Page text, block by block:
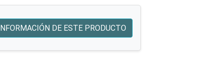
DE ESTE PRODUCTO